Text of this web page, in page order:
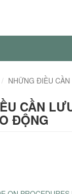
NHỮNG ĐIỀU
CẦN
ĐỘNG